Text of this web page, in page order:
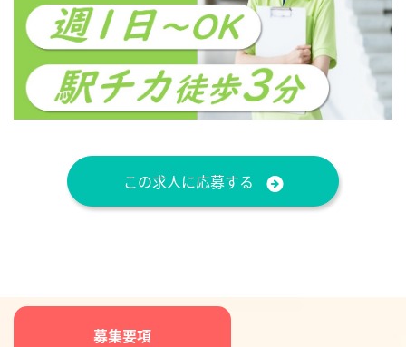
この求人に応募する
募集要項